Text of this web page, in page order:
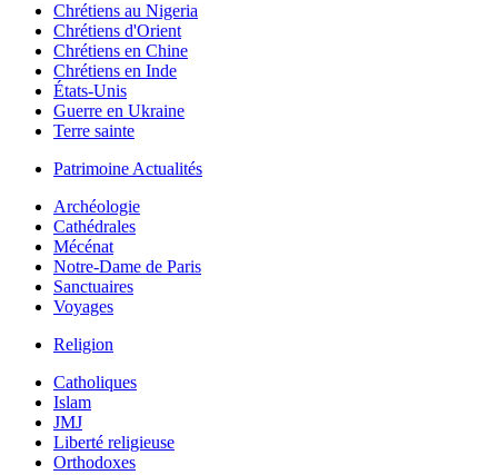
Chrétiens au Nigeria
Chrétiens d'Orient
Chrétiens en Chine
Chrétiens en Inde
États-Unis
Guerre en Ukraine
Terre sainte
Patrimoine Actualités
Archéologie
Cathédrales
Mécénat
Notre-Dame de Paris
Sanctuaires
Voyages
Religion
Catholiques
Islam
JMJ
Liberté religieuse
Orthodoxes